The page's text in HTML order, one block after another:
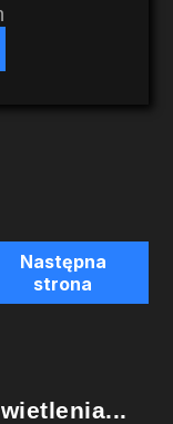
Następna
strona